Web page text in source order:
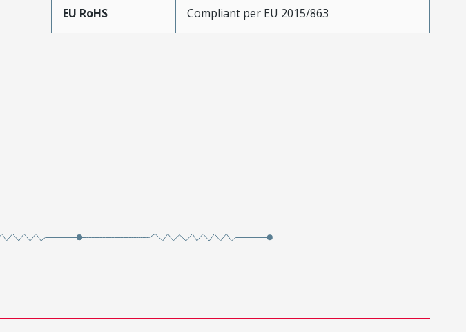
EU RoHS Compliant per EU 2015/863